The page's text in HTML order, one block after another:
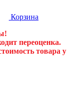
Корзина
переоценка.
товара у